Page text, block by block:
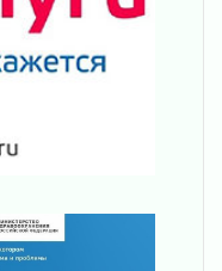
почетных
жизни»
подготовку